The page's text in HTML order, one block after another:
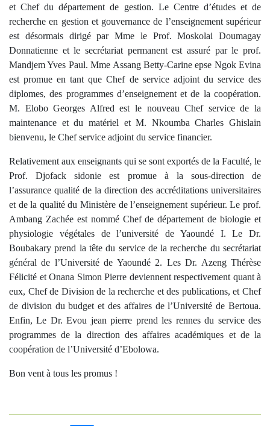
et Chef du département de gestion. Le Centre d’études et de
recherche en gestion et gouvernance de l’enseignement supérieur
est désormais dirigé par Mme le Prof. Moskolai Doumagay
Donnatienne et le secrétariat permanent est assuré par le prof.
Mandjem Yves Paul. Mme Assang Betty-Carine epse Ngok Evina
est promue en tant que Chef de service adjoint du service des
diplomes, des programmes d’enseignement et de la coopération.
M. Elobo Georges Alfred est le nouveau Chef service de la
maintenance et du matériel et M. Nkoumba Charles Ghislain
bienvenu, le Chef service adjoint du service financier.
Relativement aux enseignants qui se sont exportés de la Faculté, le
Prof. Djofack sidonie est promue à la sous-direction de
l’assurance qualité de la direction des accréditations universitaires
et de la qualité du Ministère de l’enseignement supérieur. Le prof.
Ambang Zachée est nommé Chef de département de biologie et
physiologie végétales de l’université de Yaoundé I. Le Dr.
Boubakary prend la tête du service de la recherche du secrétariat
général de l’Université de Yaoundé 2. Les Dr. Azeng Thérèse
Félicité et Onana Simon Pierre deviennent respectivement quant à
eux, Chef de Division de la recherche et des publications, et Chef
de division du budget et des affaires de l’Université de Bertoua.
Enfin, Le Dr. Evou jean pierre prend les rennes du service des
programmes de la direction des affaires académiques et de la
coopération de l’Université d’Ebolowa.
Bon vent à tous les promus !